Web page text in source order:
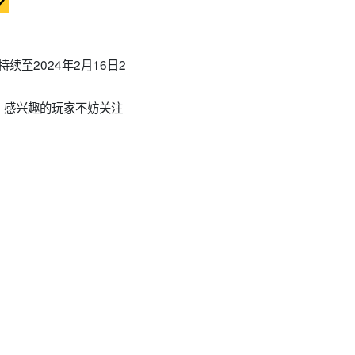
续至2024年2月16日2
兴趣的玩家不妨关注